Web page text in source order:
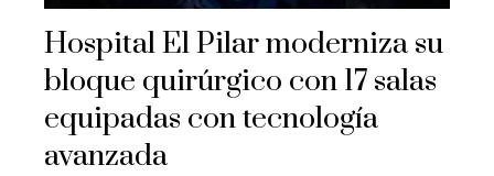
Hospital El Pilar moderniza su
bloque quirúrgico con 17 salas
equipadas con tecnología
avanzada